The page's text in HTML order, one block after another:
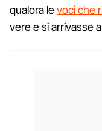
qualora levoci che
vere e si arrivasse